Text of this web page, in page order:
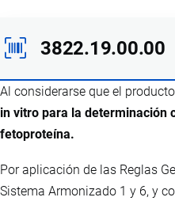
3822.19.00.00
Al considerarse que el
in vitro para la determinación
fetoproteína.
Por aplicación de las Reglas
Sistema Armonizado 1 y 6, y